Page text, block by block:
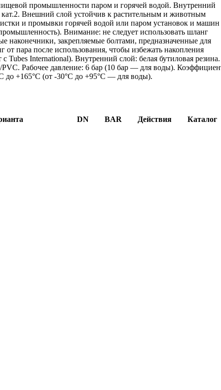
промышленности паром и горячей водой. Внутренний
Внешний слой устойчив к растительным и животным
и промывки горячей водой или паром установок и машин
Внимание: не следует использовать шланг
наконечники, закрепляемые болтами, предназначенные для
пара после использования, чтобы избежать накопления
International). Внутренний слой: белая бутиловая резина.
Рабочее давление: 6 бар (10 бар — для воды).
до +165°C (от -30°C до +95°C — для воды).
DN BAR Действия Каталог